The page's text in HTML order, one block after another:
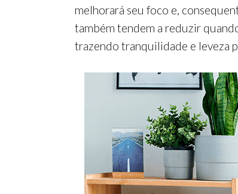
melhorará seu foco e,
também tendem a reduzir
trazendo tranquilidade e leveza